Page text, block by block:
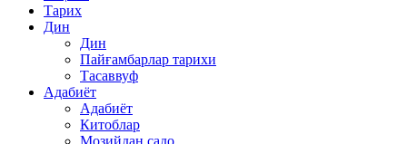
Тарих
Дин
Дин
Пайғамбарлар тарихи
Тасаввуф
Адабиёт
Адабиёт
Китоблар
Мозийдан садо